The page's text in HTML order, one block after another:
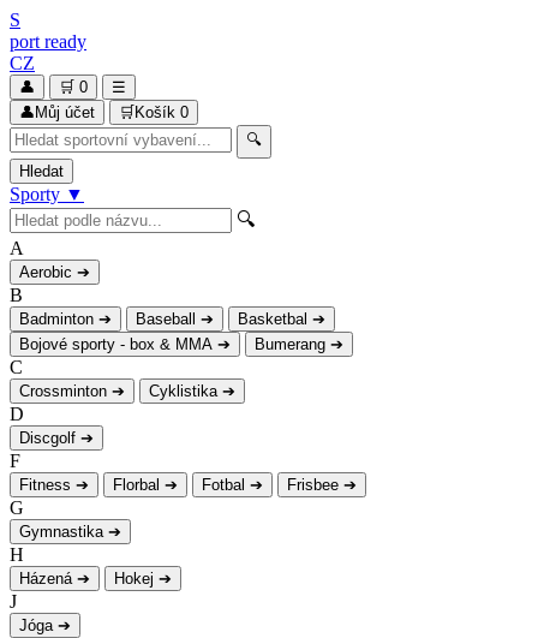
S
port ready
CZ
👤 🛒 0
☰
👤 Můj účet 🛒 Košík 0
🔍
Hledat
Sporty ▼
🔍
A
Aerobic ➔
B
Badminton ➔ Baseball ➔ Basketbal ➔
Bojové sporty - box & MMA ➔ Bumerang ➔
C
Crossminton ➔ Cyklistika ➔
D
Discgolf ➔
F
Fitness ➔ Florbal ➔ Fotbal ➔ Frisbee ➔
G
Gymnastika ➔
H
Házená ➔ Hokej ➔
J
Jóga ➔